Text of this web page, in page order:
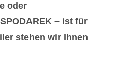
oder
– ist für
stehen wir Ihnen